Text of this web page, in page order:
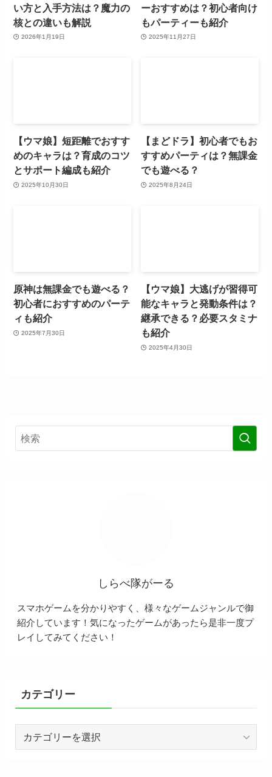
い方と入手方法は？魔力の
核との違いも解説
2026年1月19日
ーおすすめは？初心者向け
もパーティーも紹介
2025年11月27日
【ウマ娘】短距離でおすす
めのキャラは？育成のコツ
とサポート編成も紹介
2025年10月30日
【まどドラ】初心者でもお
すすめパーティは？無課金
でも遊べる？
2025年8月24日
原神は無課金でも遊べる？
初心者におすすめのパーテ
ィも紹介
2025年7月30日
【ウマ娘】大逃げが習得可
能なキャラと発動条件は？
継承できる？必要スタミナ
も紹介
2025年4月30日
しらべ隊がーる
スマホゲームを分かりやすく、様々なゲームジャンルで御
紹介しています！気になったゲームがあったら是非一度プ
レイしてみてください！
カテゴリー